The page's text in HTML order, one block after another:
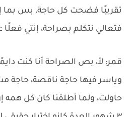
تقريبًا فضحت كل حاجة، بس بما
فتعالي نتكلم بصراحة، إنتي فعلًا
قمر: لأ، بص الصراحة أنا كنت
وياسر فيها حاجة ناقصة، حاجة
حاولت، ولما أطلقنا كان كل همه